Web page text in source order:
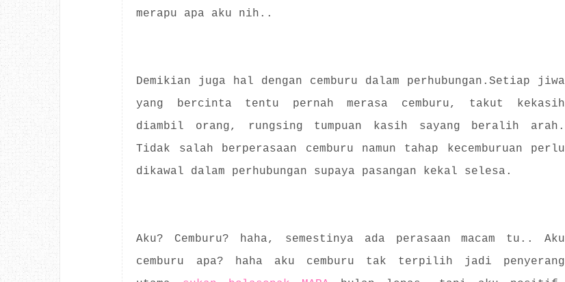
merapu apa aku nih..
Demikian juga hal dengan cemburu dalam perhubungan.Setiap jiwa
yang bercinta tentu pernah merasa cemburu, takut kekasih
diambil orang, rungsing tumpuan kasih sayang beralih arah.
Tidak salah berperasaan cemburu namun tahap kecemburuan perlu
dikawal dalam perhubungan supaya pasangan kekal selesa.
Aku? Cemburu? haha, semestinya ada perasaan macam tu.. Aku
cemburu apa? haha aku cemburu tak terpilih jadi penyerang